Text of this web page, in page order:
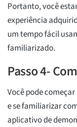
Portanto, você
experiência
um tempo fácil
familiarizado.
Passo 4-
Você pode
e se familiarizar
aplicativo de